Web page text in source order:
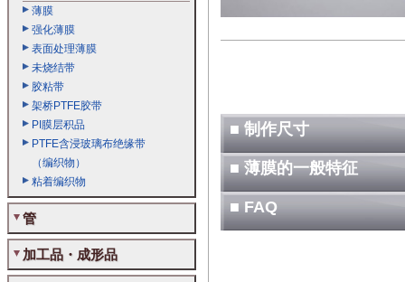
薄膜
强化薄膜
表面处理薄膜
未烧结带
胶粘带
架桥PTFE胶带
PI膜层积品
PTFE含浸玻璃布绝缘带
（编织物）
粘着编织物
管
加工品・成形品
■ 制作尺寸
■ 薄膜的一般特征
■ FAQ